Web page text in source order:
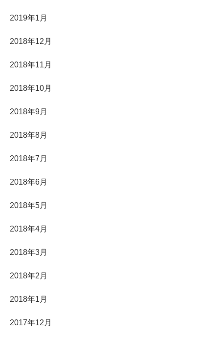
2019年1月
2018年12月
2018年11月
2018年10月
2018年9月
2018年8月
2018年7月
2018年6月
2018年5月
2018年4月
2018年3月
2018年2月
2018年1月
2017年12月